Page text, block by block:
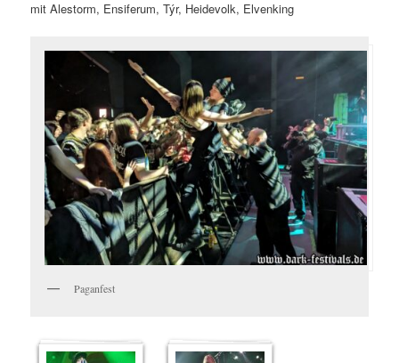
mit Alestorm, Ensiferum, Týr, Heidevolk, Elvenking
Paganfest